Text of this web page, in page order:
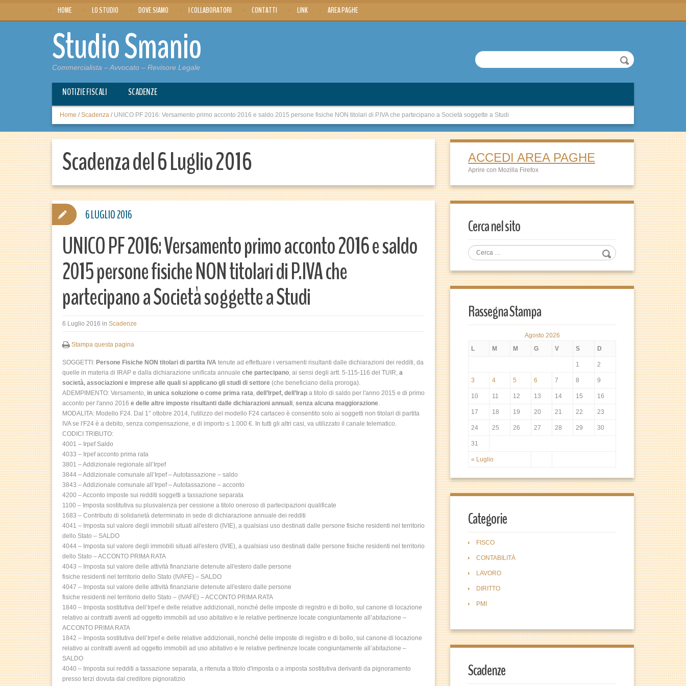
HOME LO STUDIO DOVE SIAMO I COLLABORATORI CONTATTI LINK AREA PAGHE
Studio Smanio
Commercialista – Avvocato – Revisore Legale
NOTIZIE FISCALI SCADENZE
Home / Scadenza / UNICO PF 2016: Versamento primo acconto 2016 e saldo 2015 persone fisiche NON titolari di P.IVA che partecipano a Società soggette a Studi
Scadenza del 6 Luglio 2016
UNICO PF 2016: Versamento primo acconto 2016 e saldo
2015 persone fisiche NON titolari di P.IVA che
partecipano a Società soggette a Studi
6 Luglio 2016 in Scadenze
Stampa questa pagina
SOGGETTI: Persone Fisiche NON titolari di partita IVA tenute ad effettuare i versamenti risultanti dalle dichiarazioni dei redditi, da
quelle in materia di IRAP e dalla dichiarazione unificata annuale che partecipano, ai sensi degli artt. 5-115-116 del TUIR, a
società, associazioni e imprese alle quali si applicano gli studi di settore (che beneficiano della proroga).
ADEMPIMENTO: Versamento, in unica soluzione o come prima rata, dell’Irpef, dell’Irap a titolo di saldo per l'anno 2015 e di primo
acconto per l'anno 2016 e delle altre imposte risultanti dalle dichiarazioni annuali, senza alcuna maggiorazione.
MODALITA: Modello F24. Dal 1° ottobre 2014, l'utilizzo del modello F24 cartaceo è consentito solo ai soggetti non titolari di partita
IVA se l'F24 è a debito, senza compensazione, e di importo ≤ 1.000 €. In tutti gli altri casi, va utilizzato il canale telematico.
CODICI TRIBUTO:
4001 – Irpef Saldo
4033 – Irpef acconto prima rata
3801 – Addizionale regionale all’Irpef
3844 – Addizionale comunale all’Irpef – Autotassazione – saldo
3843 – Addizionale comunale all’Irpef – Autotassazione – acconto
4200 – Acconto imposte sui redditi soggetti a tassazione separata
1100 – Imposta sostitutiva su plusvalenza per cessione a titolo oneroso di partecipazioni qualificate
1683 – Contributo di solidarietà determinato in sede di dichiarazione annuale dei redditi
4041 – Imposta sul valore degli immobili situati all'estero (IVIE), a qualsiasi uso destinati dalle persone fisiche residenti nel territorio
dello Stato – SALDO
4044 – Imposta sul valore degli immobili situati all'estero (IVIE), a qualsiasi uso destinati dalle persone fisiche residenti nel territorio
dello Stato – ACCONTO PRIMA RATA
4043 – Imposta sul valore delle attività finanziarie detenute all'estero dalle persone
fisiche residenti nel territorio dello Stato (IVAFE) – SALDO
4047 – Imposta sul valore delle attività finanziarie detenute all'estero dalle persone
fisiche residenti nel territorio dello Stato – (IVAFE) – ACCONTO PRIMA RATA
1840 – Imposta sostitutiva dell’Irpef e delle relative addizionali, nonché delle imposte di registro e di bollo, sul canone di locazione
relativo ai contratti aventi ad oggetto immobili ad uso abitativo e le relative pertinenze locate congiuntamente all’abitazione –
ACCONTO PRIMA RATA
1842 – Imposta sostitutiva dell’Irpef e delle relative addizionali, nonché delle imposte di registro e di bollo, sul canone di locazione
relativo ai contratti aventi ad oggetto immobili ad uso abitativo e le relative pertinenze locate congiuntamente all’abitazione –
SALDO
4040 – Imposta sui redditi a tassazione separata, a ritenuta a titolo d'imposta o a imposta sostitutiva derivanti da pignoramento
presso terzi dovuta dal creditore pignoratizio
6 LUGLIO 2016
ACCEDI AREA PAGHE
Aprire con Mozilla Firefox
Cerca nel sito
Rassegna Stampa
Agosto 2026
L
M M G V S D
« Luglio
1 2
3 4 5 6 7 8 9
10 11 12 13 14 15 16
17 18 19 20 21 22 23
24 25 26 27 28 29 30
31
Categorie
FISCO
CONTABILITÀ
LAVORO
DIRITTO
PMI
Scadenze